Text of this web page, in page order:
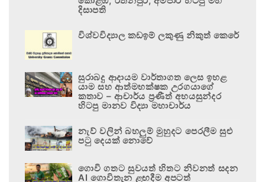
දිසාපති
විශ්වවිද්‍යාල කඩඉම් ලකුණු නිකුත් කෙරේ
සුරාබදු ආදායම වාර්තාගත ලෙස ඉහළ
යාම සහ ආත්මභක්ෂක උරගයාගේ
කතාව – ආචාර්ය ප්‍රණීත් අභයසුන්දර
හිටපු මානව විද්‍යා මහාචාර්ය
නැව් වලින් බහලුම් මුහුදට පෙරලීම සුළු
පටු දෙයක් නොවේ
ගොවි ගතට සුවයත් හිතට නිවනත් සදන
AI ගොවිතැන ළඟදීම අපටත්